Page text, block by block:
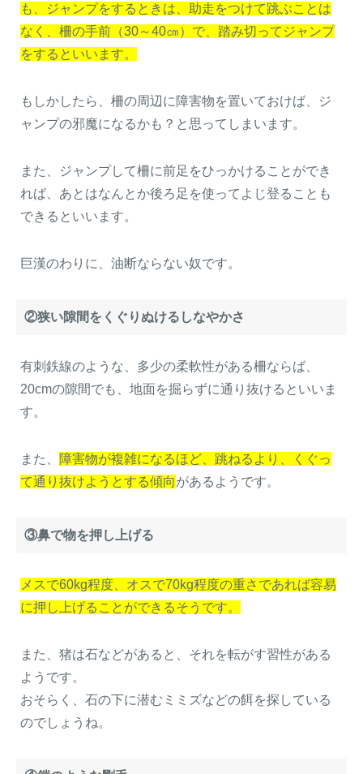
も、ジャンプをするときは、助走をつけて跳ぶことは
なく、柵の手前（30～40㎝）で、踏み切ってジャンプ
をするといいます。
もしかしたら、柵の周辺に障害物を置いておけば、ジ
ャンプの邪魔になるかも？と思ってしまいます。
また、ジャンプして柵に前足をひっかけることができ
れば、あとはなんとか後ろ足を使ってよじ登ることも
できるといいます。
巨漢のわりに、油断ならない奴です。
②狭い隙間をくぐりぬけるしなやかさ
有刺鉄線のような、多少の柔軟性がある柵ならば、
20cmの隙間でも、地面を掘らずに通り抜けるといいま
す。
また、
障害物が複雑になるほど、跳ねるより、くぐっ
て通り抜けようとする傾向があるようです。
③鼻で物を押し上げる
メスで60kg程度、オスで70kg程度の重さであれば容易
に押し上げることができるそうです。
また、猪は石などがあると、それを転がす習性がある
ようです。
おそらく、石の下に潜むミミズなどの餌を探している
のでしょうね。